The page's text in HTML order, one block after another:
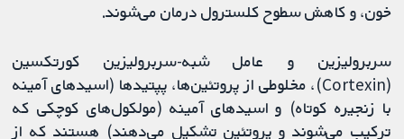
خون، و کاهش سطوح کلسترول درمان می‌شوند.
سربرولیزین و عامل شبه-سربرولیزین کورتکسین
(Cortexin)، مخلوطی از پروتئین‌ها، پپتیدها (اسیدهای آمینه
با زنجیره کوتاه) و اسیدهای آمینه (مولکول‌های کوچکی که
ترکیب می‌شوند و پروتئین تشکیل می‌دهند) هستند که از